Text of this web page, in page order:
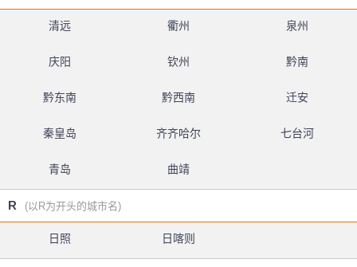
清远 衢州 泉州
庆阳 钦州 黔南
黔东南 黔西南 迁安
秦皇岛 齐齐哈尔 七台河
青岛 曲靖
R (以R为开头的城市名)
日照 日喀则